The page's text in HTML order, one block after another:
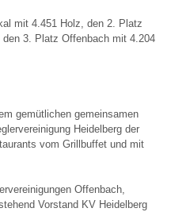
mit 4.451 Holz, den 2. Platz
3. Platz Offenbach mit 4.204
gemütlichen gemeinsamen
Heidelberg der
vom Grillbuffet und mit
Offenbach,
Vorstand KV Heidelberg